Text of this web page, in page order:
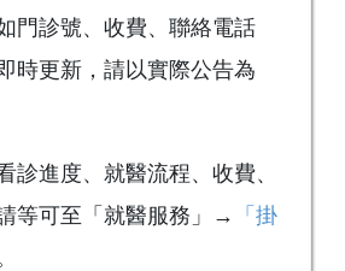
門診號、收費、聯絡電話
時更新，請以實際公告為
進度、就醫流程、收費、
等可至「就醫服務」→
「掛